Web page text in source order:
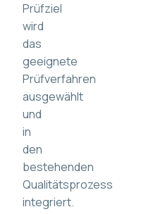
Prüfziel
wird
das
geeignete
Prüfverfahren
ausgewählt
und
in
den
bestehenden
Qualitätsprozess
integriert.